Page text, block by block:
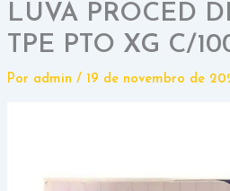
LUVA PROCED
TPE PTO XG C/
Por admin / 19 de novembro de